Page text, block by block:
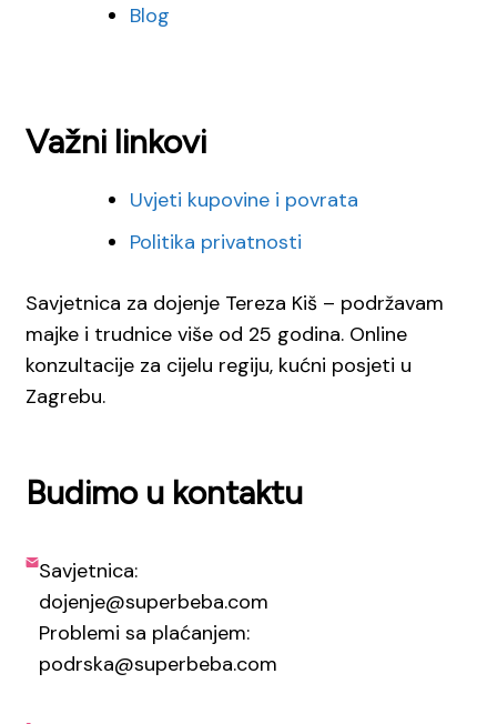
Blog
Važni linkovi
Uvjeti kupovine i povrata
Politika privatnosti
Savjetnica za dojenje Tereza Kiš – podržavam
majke i trudnice više od 25 godina. Online
konzultacije za cijelu regiju, kućni posjeti u
Zagrebu.
Budimo u kontaktu
Savjetnica:
dojenje@superbeba.com
Problemi sa plaćanjem:
podrska@superbeba.com